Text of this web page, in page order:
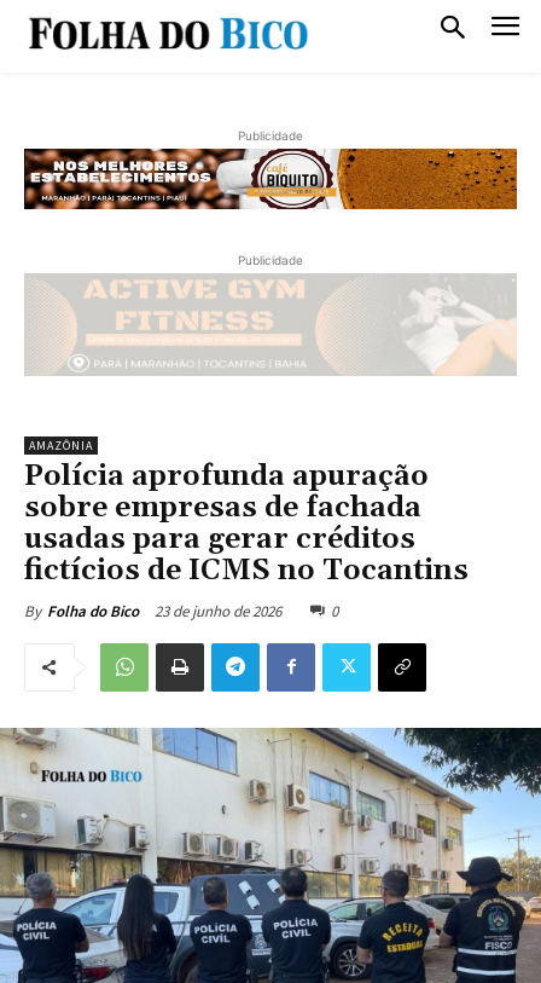
Publicidade
Publicidade
AMAZÔNIA
Polícia aprofunda apuração
sobre empresas de fachada
usadas para gerar créditos
fictícios de ICMS no Tocantins
By Folha do Bico 23 de junho de 2026 0